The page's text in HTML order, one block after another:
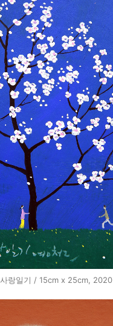
랑일기 / 15cm x 25cm, 2020